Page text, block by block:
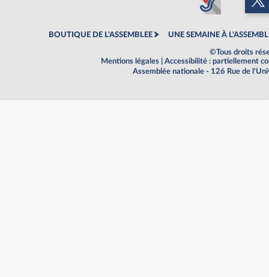
BOUTIQUE DE L'ASSEMBLEE UNE SEMAINE À
©Tous droits
Mentions légales
Accessibilité : partiellement
Assemblée nationale - 126 Rue de